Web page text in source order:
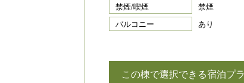
禁煙/喫煙 禁煙
バルコニー
あり
この棟で選択できる宿泊プ